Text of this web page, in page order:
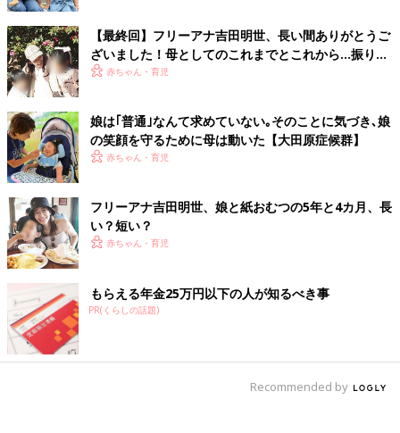
ちなみに、娘が「ちない」「イヤ」連発して、イヤイヤ期である
と気づいたのは、4月14日、私の32才の誕生日の朝のこと。娘か
らのパンチの効いた誕生日プレゼントとなりました。でも、母に
とっては成長は何よりものプレゼント！さぁ、イヤイヤ期、乗り
文／吉田明世 構成／ひよこクラブ編集部
32才の誕生日がお子さんの「イヤイヤ記念日」となった吉田明世
しれません。長く続くイヤイヤ期はママ・パパにとって大きな試
練。時にはイライラすることもあるかもしれませんが、「名前変
更作戦」などさまざまな方法を試しつつ、適度に息抜きしながら
乗り越えられるといいですね！
吉田明世（よしだあきよ）
Profile
1988年生まれ。2018年5月に女の子を出産。TBSのアナウンサー
広く活動中。現在は『THE TRAD』（TOKYO FM毎週月曜～木曜
【最終回】フリーアナ吉田明世、長い間ありがとうご
ざいました！母としてのこれまでとこれから…振り返
ってみて思うこと
赤ちゃん・育児
娘は｢普通｣なんて求めていない｡そのことに気づき､娘
の笑顔を守るために母は動いた【大田原症候群】
赤ちゃん・育児
フリーアナ吉田明世、娘と紙おむつの5年と4カ月、長
い？短い？
赤ちゃん・育児
もらえる年金25万円以下の人が知るべき事
PR(くらしの話題)
Recommended by